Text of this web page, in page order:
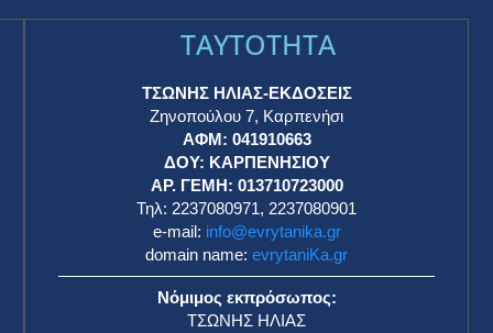
TAYTOTHTA
ΤΣΩΝΗΣ ΗΛΙΑΣ-ΕΚΔΟΣΕΙΣ
Ζηνοπούλου 7, Καρπενήσι
ΑΦΜ: 041910663
ΔΟΥ: ΚΑΡΠΕΝΗΣΙΟΥ
ΑΡ. ΓΕΜΗ: 013710723000
Τηλ: 2237080971, 2237080901
e-mail: info@evrytanika.gr
domain name: evrytaniKa.gr
Νόμιμος εκπρόσωπος:
ΤΣΩΝΗΣ ΗΛΙΑΣ